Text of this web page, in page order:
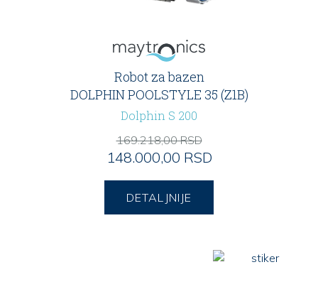
Robot za bazen
DOLPHIN POOLSTYLE 35 (Z1B)
Dolphin S 200
169.218,00 RSD
148.000,00 RSD
DETALJNIJE